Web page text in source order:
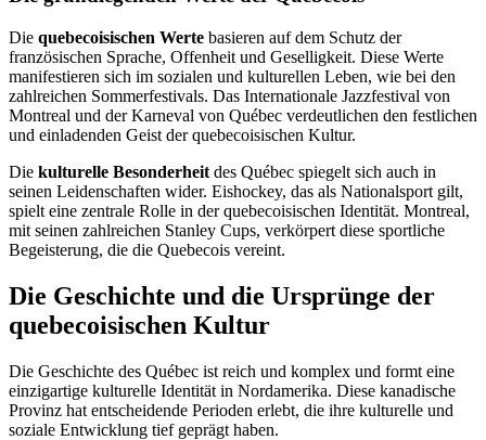
Die quebecoisischen Werte basieren auf dem Schutz der
französischen Sprache, Offenheit und Geselligkeit. Diese Werte
manifestieren sich im sozialen und kulturellen Leben, wie bei den
zahlreichen Sommerfestivals. Das Internationale Jazzfestival von
Montreal und der Karneval von Québec verdeutlichen den festlichen
und einladenden Geist der quebecoisischen Kultur.
Die kulturelle Besonderheit des Québec spiegelt sich auch in
seinen Leidenschaften wider. Eishockey, das als Nationalsport gilt,
spielt eine zentrale Rolle in der quebecoisischen Identität. Montreal,
mit seinen zahlreichen Stanley Cups, verkörpert diese sportliche
Begeisterung, die die Quebecois vereint.
Die Geschichte und die Ursprünge der
quebecoisischen Kultur
Die Geschichte des Québec ist reich und komplex und formt eine
einzigartige kulturelle Identität in Nordamerika. Diese kanadische
Provinz hat entscheidende Perioden erlebt, die ihre kulturelle und
soziale Entwicklung tief geprägt haben.